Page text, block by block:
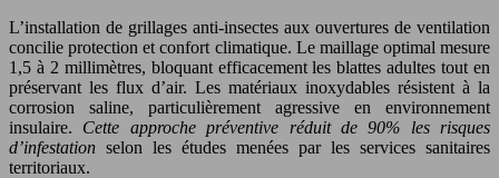
L’installation de grillages anti-insectes aux ouvertures de ventilation
concilie protection et confort climatique. Le maillage optimal mesure
1,5 à 2 millimètres, bloquant efficacement les blattes adultes tout en
préservant les flux d’air. Les matériaux inoxydables résistent à la
corrosion saline, particulièrement agressive en environnement
insulaire. Cette approche préventive réduit de 90% les risques
d’infestation selon les études menées par les services sanitaires
territoriaux.